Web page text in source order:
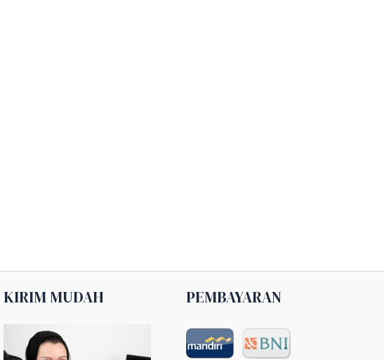
KIRIM MUDAH PEMBAYARAN